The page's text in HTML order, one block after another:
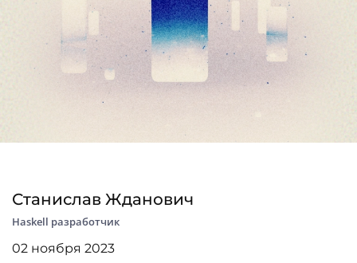
Станислав Жданович
Haskell разработчик
02 ноября 2023